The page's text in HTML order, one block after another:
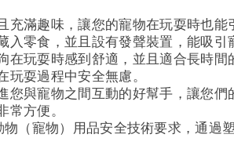
滿趣味，讓您的寵物在玩耍時也能
零食，並且設有發聲裝置，能吸引
玩耍時感到舒適，並且適合長時間
耍過程中安全無慮。
與寵物之間互動的好幫手，讓您們
方便。
（寵物）用品安全技術要求，通過